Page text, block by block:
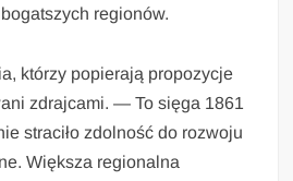
regionów.
którzy popierają propozycje
zdrajcami. — To sięga 1861
straciło zdolność do rozwoju
Większa regionalna